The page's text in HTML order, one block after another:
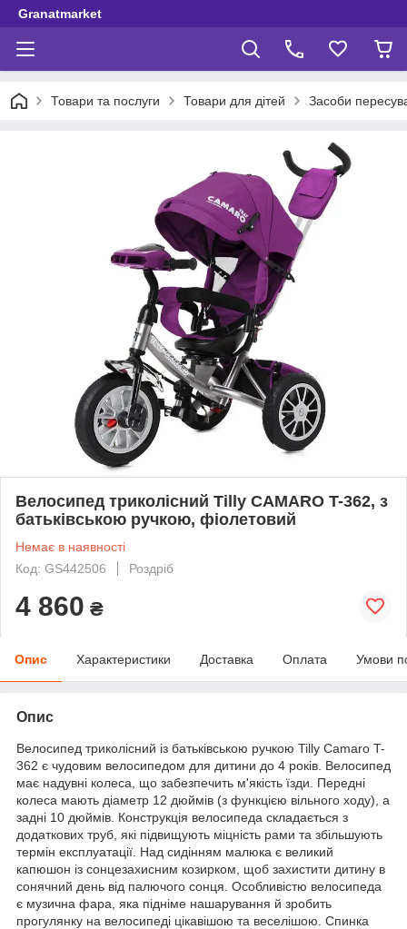
Granatmarket
Товари та послуги Товари для дітей Засоби
Велосипед триколісний Tilly CAMARO T-362, з
батьківською ручкою, фіолетовий
Немає в наявності
Код: GS442506
Роздріб
4 860 ₴
Опис Характеристики Доставка Оплата Умови
Опис
Велосипед триколісний із батьківською ручкою Tilly Camaro T-
362 є чудовим велосипедом для дитини до 4 років. Велосипед
має надувні колеса, що забезпечить м'якість їзди. Передні
колеса мають діаметр 12 дюймів (з функцією вільного ходу), а
задні 10 дюймів. Конструкція велосипеда складається з
додаткових труб, які підвищують міцність рами та збільшують
термін експлуатації. Над сидінням малюка є великий
капюшон із сонцезахисним козирком, щоб захистити дитину в
сонячний день від палючого сонця. Особливістю велосипеда
є музична фара, яка підніме нашарування й зробить
прогулянку на велосипеді цікавішою та веселішою. Спинка